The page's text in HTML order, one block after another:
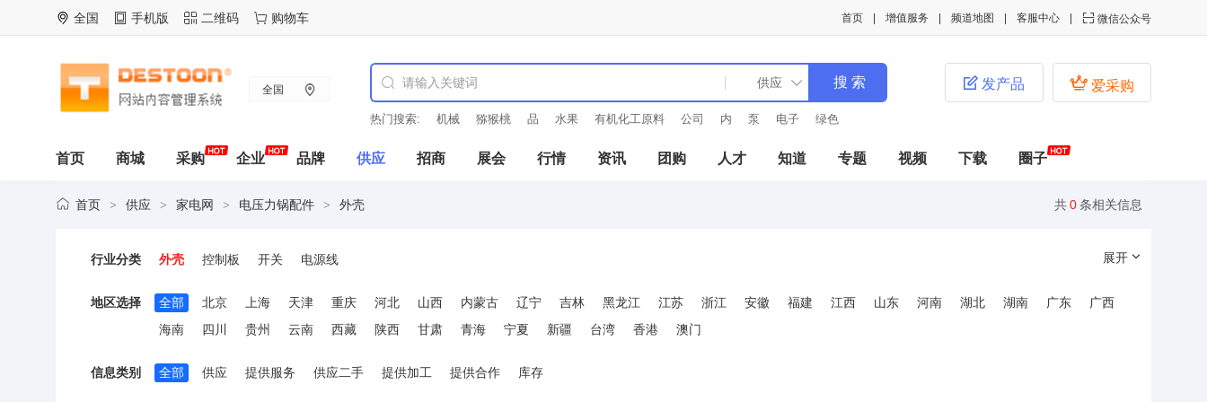
全国 手机版 二维码 购物车  微信公众号
客服中心
频道地图
增值服务
首页
全国
热门搜索: 机械 猕猴桃 品 水果 有机化工原料 公司 内 泵 电子 绿色
 爱采购
 发产品
首页 商城 采购 企业 品牌 供应 招商 展会 行情 资讯 团购 人才 知道 专题 视频 下载 圈子
共0条相关信息
首页 > 供应 > 家电网 > 电压力锅配件 > 外壳
行业分类 外壳 控制板 开关 电源线 展开
地区选择 全部 北京 上海 天津 重庆 河北 山西 内蒙古 辽宁 吉林 黑龙江 江苏 浙江 安徽 福建 江西 山东 河南 湖北 湖南 广东
广西
海南
四川 贵州 云南 西藏 陕西 甘肃 青海 宁夏 新疆 台湾 香港 澳门
信息类别 全部 供应 提供服务 供应二手 提供加工 提供合作 库存